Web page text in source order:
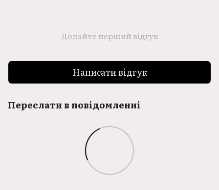
Додайте перший відгук
Написати відгук
Переслати в повідомленні